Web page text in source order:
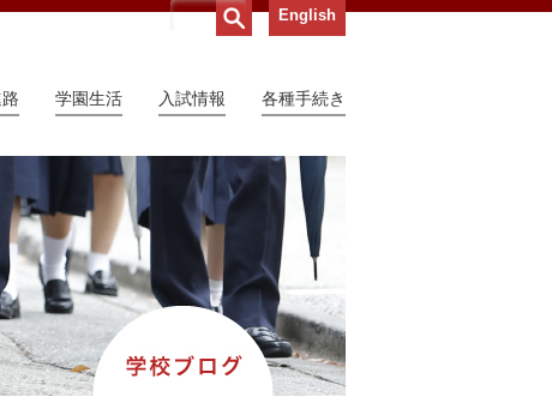
English
学園生活 入試情報 各種手続き